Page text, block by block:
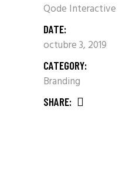
Qode Interactive
DATE:
octubre 3, 2019
CATEGORY:
Branding
SHARE: